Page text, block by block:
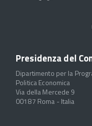
Presidenza del
Dipartimento per la
Politica Economica
Via della Mercede 9
00187 Roma - Italia